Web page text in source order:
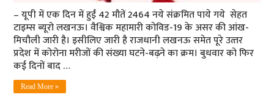
– यूपी में एक दिन में हुईं 42 मौतें 2464 नये संक्रमित पाये गये सेहत
टाइम्‍स ब्‍यूरो लखनऊ। वैश्विक महामारी कोविड-19 के असर की आंख-
मिचौली जारी है। इसीलिए जारी है राजधानी लखनऊ समेत पूरे उत्‍तर
प्रदेश में कोरोना मरीजों की संख्या घटने-बढ़ने का क्रम। बुधवार को फिर
कई दिनों बाद …
Read More »